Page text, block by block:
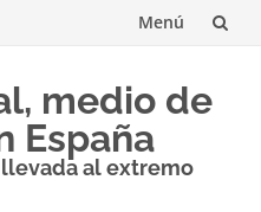
Menú
medio de
España
llevada al extremo